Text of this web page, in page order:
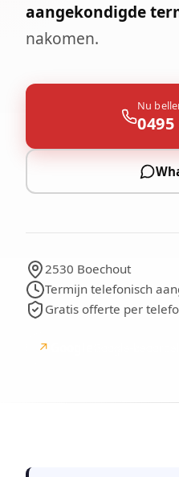
aangekondigde
nakomen.
Nu
0495
2530 Boechout
Termijn telefonisch
Gratis offerte per
↗